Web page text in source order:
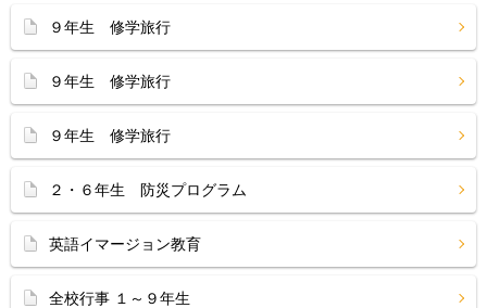
９年生 修学旅行
９年生 修学旅行
９年生 修学旅行
２・６年生 防災プログラム
英語イマージョン教育
全校行事 １～９年生